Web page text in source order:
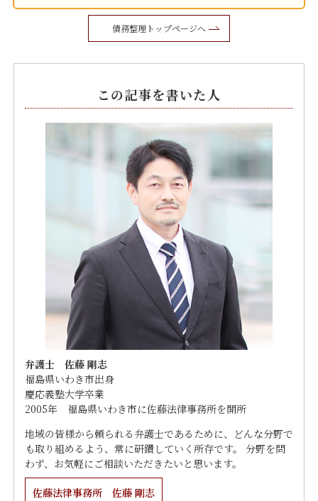
債務整理トップページへ
この記事を書いた人
弁護士 佐藤 剛志
福島県いわき市出身
慶応義塾大学卒業
2005年 福島県いわき市に佐藤法律事務所を開所
地域の皆様から頼られる弁護士であるために、どんな分野で
も取り組めるよう、常に研鑽していく所存です。 分野を問
わず、お気軽にご相談いただきたいと思います。
佐藤法律事務所 佐藤 剛志